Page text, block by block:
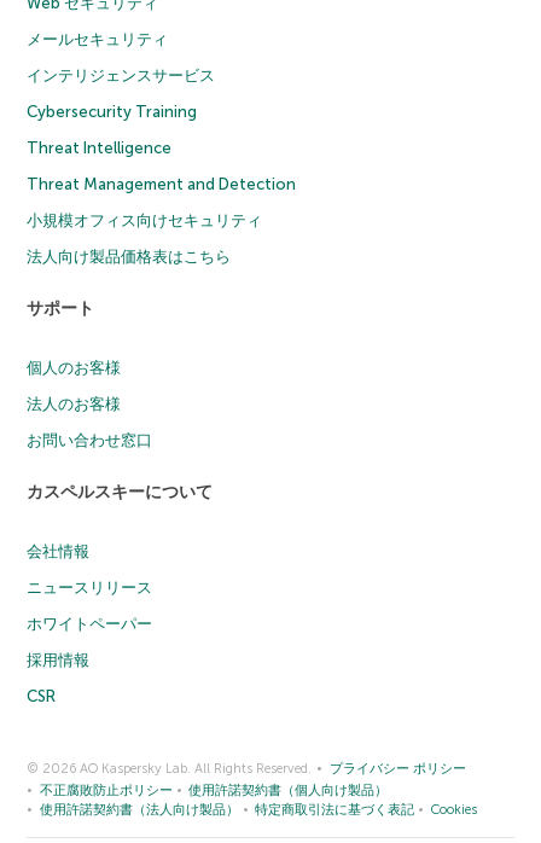
メールセキュリティ
インテリジェンスサービス
Cybersecurity Training
Threat Intelligence
Threat Management and Detection
小規模オフィス向けセキュリティ
法人向け製品価格表はこちら
サポート
個人のお客様
法人のお客様
お問い合わせ窓口
カスペルスキーについて
会社情報
ニュースリリース
ホワイトペーパー
採用情報
CSR
© 2026 AO Kaspersky Lab. All Rights Reserved.
プライバシー ポリシー
不正腐敗防止ポリシー
使用許諾契約書（個人向け製品）
使用許諾契約書（法人向け製品）
特定商取引法に基づく表記 Cookies